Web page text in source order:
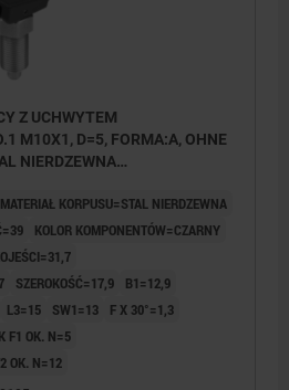
Z UCHWYTEM
M10X1, D=5, FORMA:A, OHNE
NIERDZEWNA
CZARNY
MATERIAŁ KORPUSU=STAL NIERDZEWNA
KOLOR KOMPONENTÓW=CZARNY
SZEROKOŚĆ=17,9
B1=12,9
L3=15 SW1=13
F X 30°=1,3
F1 OK. N=5
OK. N=12